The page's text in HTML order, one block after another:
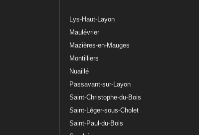
Lys-Haut-Layon
Maulévrier
Mazières-en-Mauges
Montilliers
Nuaillé
Passavant-sur-Layon
Saint-Christophe-du-Bois
Saint-Léger-sous-Cholet
Saint-Paul-du-Bois